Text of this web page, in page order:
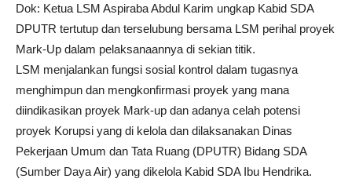
Dok: Ketua LSM Aspiraba Abdul Karim ungkap Kabid SDA
DPUTR tertutup dan terselubung bersama LSM perihal proyek
Mark-Up dalam pelaksanaannya di sekian titik.
LSM menjalankan fungsi sosial kontrol dalam tugasnya
menghimpun dan mengkonfirmasi proyek yang mana
diindikasikan proyek Mark-up dan adanya celah potensi
proyek Korupsi yang di kelola dan dilaksanakan Dinas
Pekerjaan Umum dan Tata Ruang (DPUTR) Bidang SDA
(Sumber Daya Air) yang dikelola Kabid SDA Ibu Hendrika.